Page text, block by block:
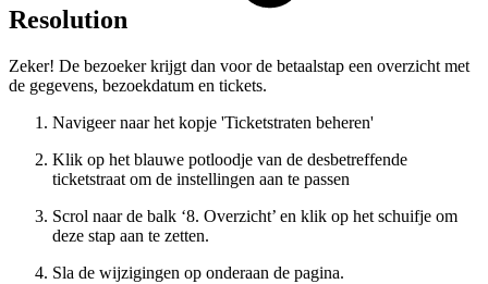
Resolution
Zeker! De bezoeker krijgt dan voor de betaalstap een overzicht met
de gegevens, bezoekdatum en tickets.
Navigeer naar het kopje 'Ticketstraten beheren'
Klik op het blauwe potloodje van de desbetreffende
ticketstraat om de instellingen aan te passen
Scrol naar de balk ‘8. Overzicht’ en klik op het schuifje om
deze stap aan te zetten.
Sla de wijzigingen op onderaan de pagina.